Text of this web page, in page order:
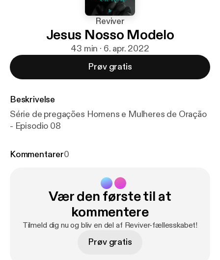
Reviver
Jesus Nosso Modelo
43 min · 6. apr. 2022
Prøv gratis
Beskrivelse
Série de pregações Homens e Mulheres de Oração
- Episodio 08
Kommentarer0
Vær den første til at
kommentere
Tilmeld dig nu og bliv en del af Reviver-fællesskabet!
Prøv gratis